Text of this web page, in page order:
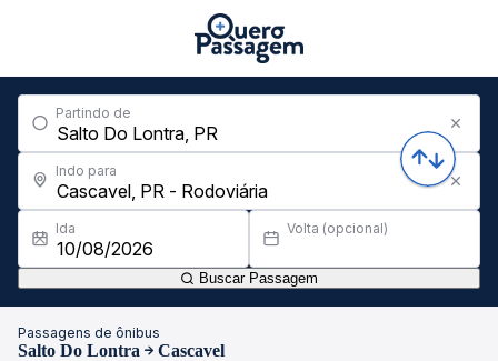
Partindo de
Indo para
Ida Volta (opcional)
Buscar Passagem
Passagens de ônibus
Salto Do Lontra Cascavel